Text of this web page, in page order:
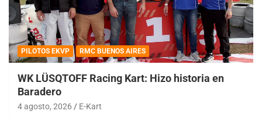
PILOTOS EKVP RMC BUENOS AIRES
WK LÜSQTOFF Racing Kart: Hizo historia en
Baradero
4 agosto, 2026 E-Kart